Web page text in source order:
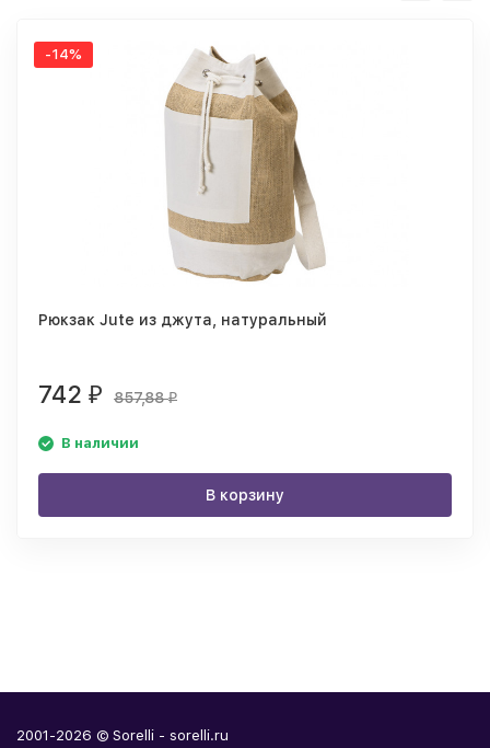
-14%
Рюкзак Jute из джута, натуральный
742 ₽ 857,88₽
В наличии
В корзину
2001-2026 © Sorelli - sorelli.ru